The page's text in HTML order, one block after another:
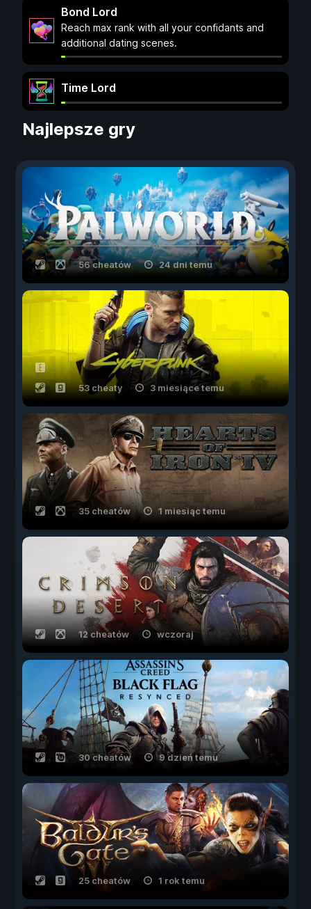
Bond Lord
Reach max rank with all your confidants and
additional dating scenes.
Time Lord
Najlepsze gry
56 cheatów 24 dni temu
53 cheaty 3 miesiące temu
35 cheatów 1 miesiąc temu
12 cheatów wczoraj
30 cheatów 9 dzień temu
25 cheatów 1 rok temu